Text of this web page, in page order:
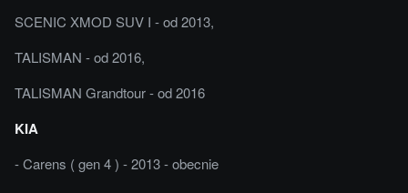
SCENIC XMOD SUV I - od 2013,
TALISMAN - od 2016,
TALISMAN Grandtour - od 2016
KIA
- Carens ( gen 4 ) - 2013 - obecnie